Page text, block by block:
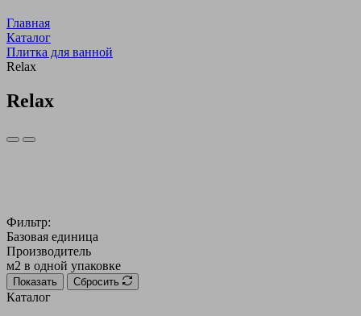
Главная
Каталог
Плитка для ванной
Relax
Relax
Фильтр:
Базовая единица
Производитель
м2 в одной упаковке
Показать Сбросить
Каталог